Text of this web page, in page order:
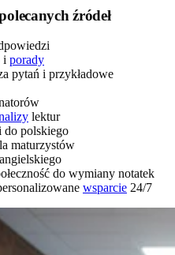
źródeł
i porady
pytań i przykładowe
lektur
do polskiego
maturzystów
do wymiany notatek
wsparcie 24/7